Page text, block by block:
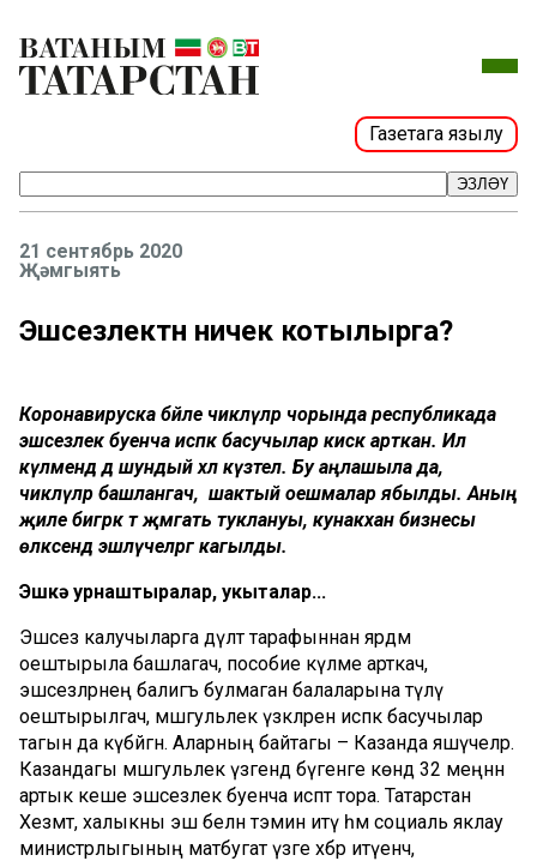
Газетага язылу
ЭЗЛӘҮ
21 сентябрь 2020
Җәмгыять
Эшсезлектән ничек котылырга?
Коронавируска бәйле чикләүләр чорында республикада
эшсезлек буенча исәпкә басучылар кисәк арткан. Ил
күләмендә дә шундый хәл күзәтелә. Бу аңлашыла да,
чикләүләр башлангач, шактый оешмалар ябылды. Аның
җиле бигрәк тә җәмәгать туклануы, кунакханә бизнесы
өлкәсендә эшләүчеләргә кагылды.
Эшкә урнаштыралар, укыталар...
Эшсез калучыларга дәүләт тарафыннан ярдәм
оештырыла башлагач, пособие күләме арткач,
эшсезләрнең балигъ булмаган балаларына түләү
оештырылгач, мәшгульлек үзәкләренә исәпкә басучылар
тагын да күбәйгән. Аларның байтагы – Казанда яшәүчеләр.
Казандагы мәшгульлек үзәгендә бүгенге көндә 32 меңнән
артык кеше эшсезлек буенча исәптә тора. Татарстан
Хезмәт, халыкны эш белән тәэмин итү һәм социаль яклау
министрлыгының матбугат үзәге хәбәр итүенчә,